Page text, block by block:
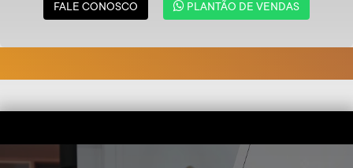
FALE CONOSCO PLANTÃO DE VENDAS